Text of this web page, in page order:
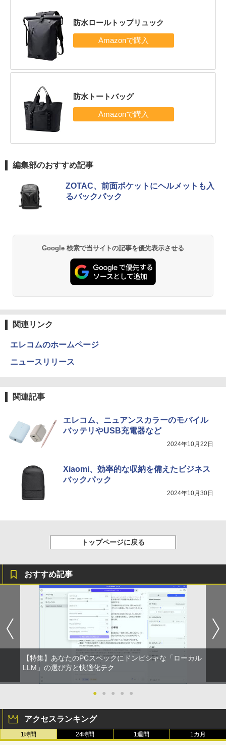
防水ロールトップリュック
防水トートバッグ
編集部のおすすめ記事
ZOTAC、前面ポケットにヘルメットも入
るバックパック
Google 検索で当サイトの記事を優先表示させる
関連リンク
エレコムのホームページ
ニュースリリース
関連記事
エレコム、ニュアンスカラーのモバイル
バッテリやUSB充電器など
2024年10月22日
Xiaomi、効率的な収納を備えたビジネス
バックパック
2024年10月30日
トップページに戻る
おすすめ記事
【特集】あなたのPCスペックにドンピシャな「ローカル
LLM」の選び方と快適化テク
● ● ● ● ●
アクセスランキング
1時間 24時間 1週間 1カ月